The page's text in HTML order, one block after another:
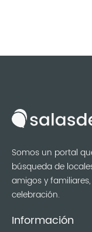
Somos un portal
búsqueda de
amigos y
celebración.
Información